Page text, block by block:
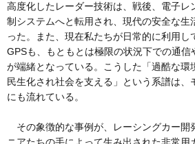
高度化したレーダー技術は、戦後、電子レ
制システムへと転用され、現代の安全な生
った。また、現在私たちが日常的に利用し
GPSも、もともとは極限の状況下での通信
が端緒となっている。こうした「過酷な環
民生化され社会を支える」という系譜は、
にも流れている。
その象徴的な事例が、レーシングカー開